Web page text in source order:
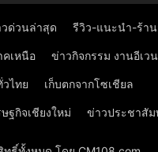
ด่วนล่าสุด รีวิว-แนะนำ-ร้าน
คเหนือ ข่าวกิจกรรม งานอีเว
ไทย เก็บตกจากโซเชียล
ฐกิจเชียงใหม่ ข่าวประชาสัม